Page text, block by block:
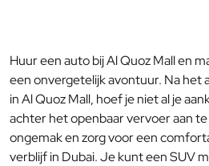
Huur een auto bij Al Quoz Mall en
een onvergetelijk avontuur. Na het
in Al Quoz Mall, hoef je niet al je
achter het openbaar vervoer aan
ongemak en zorg voor een
verblijf in Dubai. Je kunt een SUV